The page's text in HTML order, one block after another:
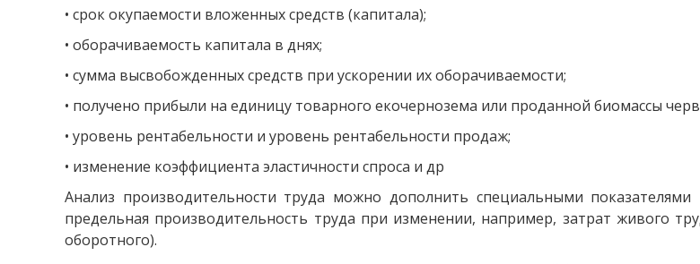
• срок окупаемости вложенных средств (капитала);
• оборачиваемость капитала в днях;
• сумма высвобожденных средств при ускорении их оборачиваемости;
• получено прибыли на единицу товарного екочернозема или проданной биомассы
• уровень рентабельности и уровень рентабельности продаж;
• изменение коэффициента эластичности спроса и др
Анализ производительности труда можно дополнить специальными
предельная производительность труда при изменении, например, затрат живого
оборотного).